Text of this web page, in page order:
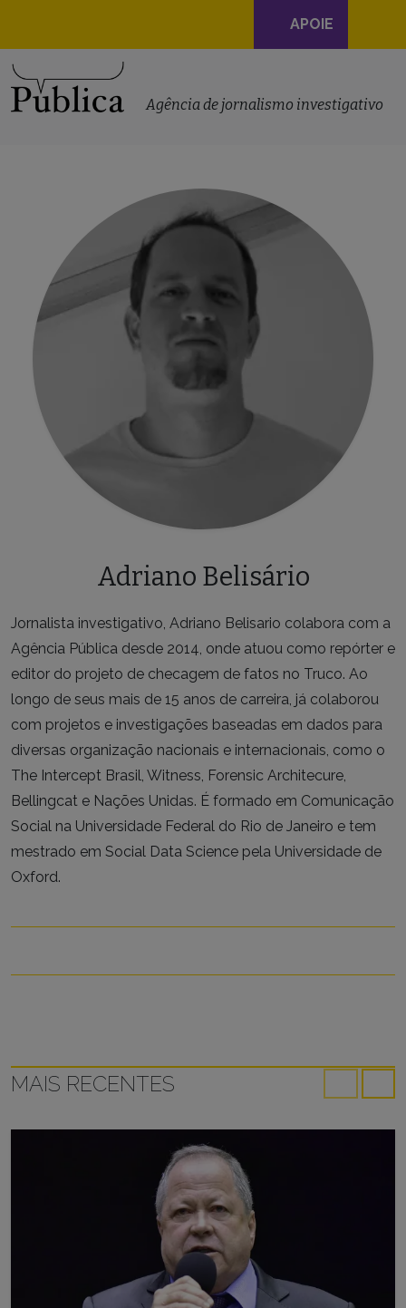
Navegação
principal
APOIE
Agência de jornalismo investigativo
Adriano Belisário
Jornalista investigativo, Adriano Belisario colabora com a
Agência Pública desde 2014, onde atuou como repórter e
editor do projeto de checagem de fatos no Truco. Ao
longo de seus mais de 15 anos de carreira, já colaborou
com projetos e investigações baseadas em dados para
diversas organização nacionais e internacionais, como o
The Intercept Brasil, Witness, Forensic Architecure,
Bellingcat e Nações Unidas. É formado em Comunicação
Social na Universidade Federal do Rio de Janeiro e tem
mestrado em Social Data Science pela Universidade de
Oxford.
MAIS RECENTES